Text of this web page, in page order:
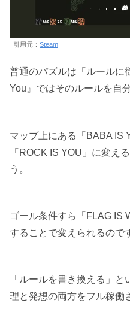
引用元： Steam
普通のパズルは「ルールに
You』ではそのルールを自
マップ上にある「BABA IS
「ROCK IS YOU」に変え
う。
ゴール条件すら「FLAG IS
することで変えられるので
「ルールを書き換える」
理と発想の両方をフル稼働